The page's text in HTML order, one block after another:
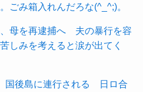
ごみ箱入れんだろな(^_^;)。
母を再逮捕へ 夫の暴行を容
しみを考えると涙が出てく
国後島に連行される 日ロ合